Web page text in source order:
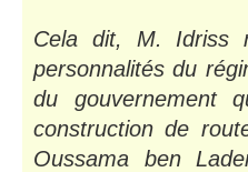
Cela dit, M. Idriss
personnalités du
du gouvernement
construction de
Oussama ben